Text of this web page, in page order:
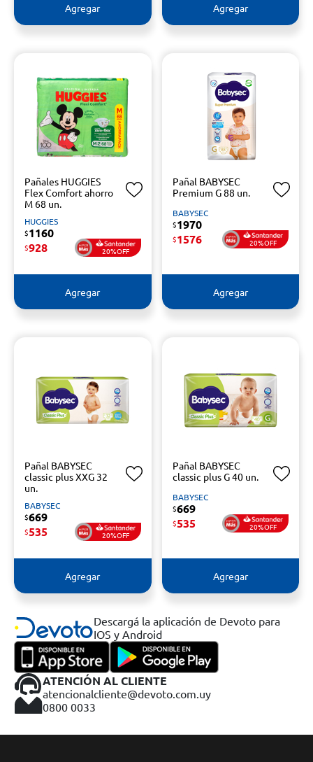
Agregar Agregar
Pañales HUGGIES
Flex Comfort ahorro
M 68 un.
HUGGIES
$1160
$928 20%OFF
Agregar
Pañal BABYSEC
Premium G 88 un.
BABYSEC
$1970
$1576 20%OFF
Agregar
Pañal BABYSEC
classic plus XXG 32
un.
BABYSEC
$669
$535 20%OFF
Agregar
Pañal BABYSEC
classic plus G 40 un.
BABYSEC
$669
$535 20%OFF
Agregar
Descargá la aplicación de Devoto para
IOS y Android
ATENCIÓN AL CLIENTE
atencionalcliente@devoto.com.uy
0800 0033